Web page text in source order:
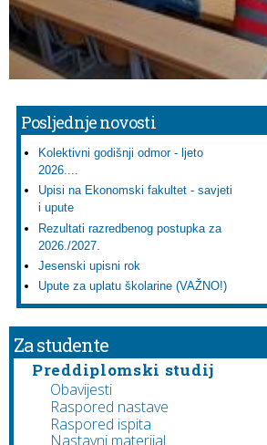
Posljednje novosti
Kolektivni godišnji odmor - ljeto
2026....
Upisi na Ekonomski fakultet - savjeti
i upute
Rezultati razredbenog postupka za
2026./2027.
Jesenski upisni rok
Upute za uplatu školarine (VAŽNO!)
Za studente
Preddiplomski studij
Obavijesti
Raspored nastave
Raspored ispita
Nastavni materijal